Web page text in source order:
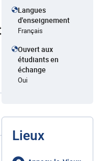
Langues
d'enseignement
Français
Ouvert aux
étudiants en
échange
Oui
Lieux